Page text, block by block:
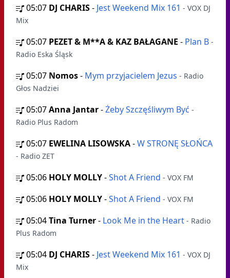
05:07 DJ CHARIS- Jest Weekend Mix 161 - VOX DJ
Mix
05:07 PEZET & M**A & KAZ BAŁAGANE - Plan B -
Radio Eska Śląsk
05:07 Nomos- Mym przyjacielem Jezus - Radio
Głos Nadziei
05:07Anna Jantar-Żeby Szczęśliwym Być -
Radio Plus Radom
05:07 EWELINA LISOWSKA-W STRONĘ SŁOŃCA
- Radio ZET
05:06 HOLY MOLLY-Shot A Friend - VOX FM
05:06 HOLY MOLLY-Shot A Friend - VOX FM
05:04Tina Turner- Look Me in the Heart - Radio
Plus Radom
05:04 DJ CHARIS- Jest Weekend Mix 161 - VOX DJ
Mix